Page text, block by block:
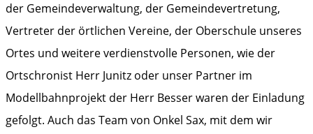
der Gemeindeverwaltung, der Gemeindevertretung,
Vertreter der örtlichen Vereine, der Oberschule unseres
Ortes und weitere verdienstvolle Personen, wie der
Ortschronist Herr Junitz oder unser Partner im
Modellbahnprojekt der Herr Besser waren der Einladung
gefolgt. Auch das Team von Onkel Sax, mit dem wir